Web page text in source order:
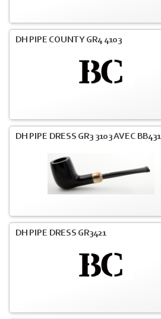
DH PIPE COUNTY GR4 4103
DH PIPE DRESS GR3 3103 AVEC
DH PIPE DRESS GR3421